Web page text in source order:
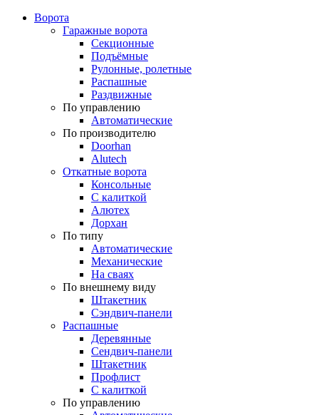
Ворота
Гаражные ворота
Секционные
Подъёмные
Рулонные, ролетные
Распашные
Раздвижные
По управлению
Автоматические
По производителю
Doorhan
Alutech
Откатные ворота
Консольные
С калиткой
Алютех
Дорхан
По типу
Автоматические
Механические
На сваях
По внешнему виду
Штакетник
Сэндвич-панели
Распашные
Деревянные
Сендвич-панели
Штакетник
Профлист
С калиткой
По управлению